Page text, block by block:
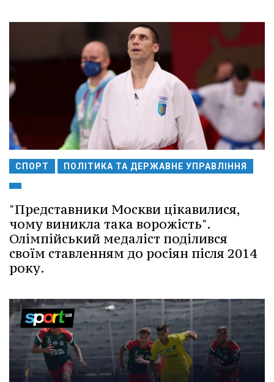
СПОРТ ПОЛІТИКА ТА ДЕРЖАВНЕ УПРАВЛІННЯ
"Представники Москви цікавилися,
чому виникла така ворожість".
Олімпійський медаліст поділився
своїм ставленням до росіян після 2014
року.